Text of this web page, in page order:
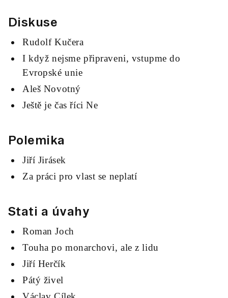
Diskuse
Rudolf Kučera
I když nejsme připraveni, vstupme do
Evropské unie
Aleš Novotný
Ještě je čas říci Ne
Polemika
Jiří Jirásek
Za práci pro vlast se neplatí
Stati a úvahy
Roman Joch
Touha po monarchovi, ale z lidu
Jiří Herčík
Pátý živel